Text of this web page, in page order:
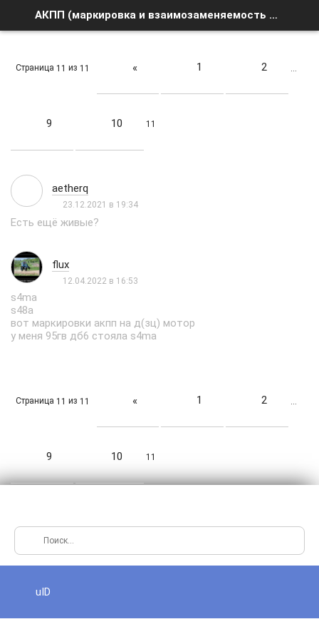
АКПП (маркировка и взаимозаменяемость АКПП) - Страница 11 - Список форумов
Страница 11 из 11 « 1 2 …
9 10 11
aetherq
23.12.2021 в 19:34
Есть ещё живые?
flux
12.04.2022 в 16:53
s4ma
s48a
вот маркировки акпп на д(зц) мотор
у меня 95гв дб6 стояла s4ma
Страница 11 из 11 « 1 2 …
9 10 11
uID